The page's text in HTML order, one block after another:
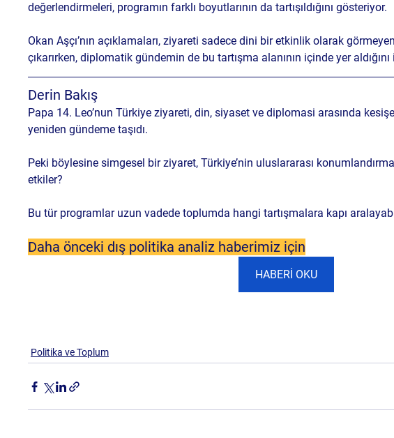
değerlendirmeleri, programın farklı boyutlarının da tartışıldığını gösteriyor.
Okan Aşçı’nın açıklamaları, ziyareti sadece dini bir etkinlik olarak
çıkarırken, diplomatik gündemin de bu tartışma alanının içinde yer
Derin Bakış
Papa 14. Leo’nun Türkiye ziyareti, din, siyaset ve diplomasi arasında
yeniden gündeme taşıdı.
Peki böylesine simgesel bir ziyaret, Türkiye’nin uluslararası
etkiler?
Bu tür programlar uzun vadede toplumda hangi tartışmalara kapı
Daha önceki dış politika analiz haberimiz için
HABERİ OKU
Politika ve Toplum